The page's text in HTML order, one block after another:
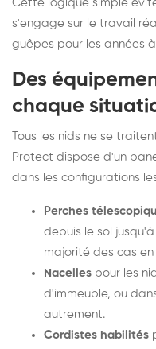
Cette logique simple
s'engage sur le travail
guêpes pour les années à
Des
chaque
Tous les nids ne se
Protect dispose d'un
dans les configurations
Perches
depuis le sol
majorité des cas
Nacelles pour les
d'immeuble, ou
autrement.
Cordistes habilités